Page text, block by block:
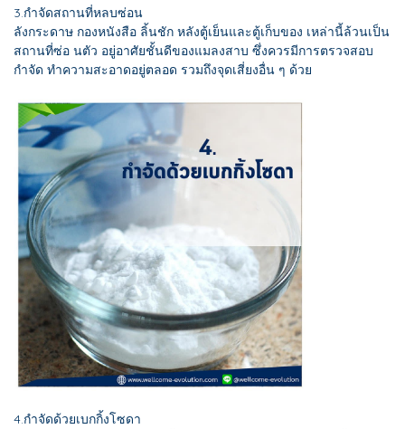
3.กำจัดสถานที่หลบซ่อน
ลังกระดาษ กองหนังสือ ลิ้นชัก หลังตู้เย็นและตู้เก็บของ เหล่านี้ล้วนเป็น
สถานที่ซ่อ นตัว อยู่อาศัยชั้นดีของแมลงสาบ ซึ่งควรมีการตรวจสอบ
กำจัด ทำความสะอาดอยู่ตลอด รวมถึงจุดเสี่ยงอื่น ๆ ด้วย
4.กำจัดด้วยเบกกิ้งโซดา